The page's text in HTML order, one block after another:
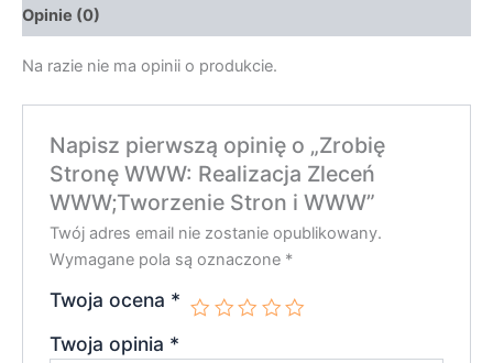
Opinie (0)
Na razie nie ma opinii o produkcie.
Napisz pierwszą opinię o „Zrobię
Stronę WWW: Realizacja Zleceń
WWW;Tworzenie Stron i WWW”
Twój adres email nie zostanie opublikowany.
Wymagane pola są oznaczone *
Twoja ocena *
Twoja opinia *